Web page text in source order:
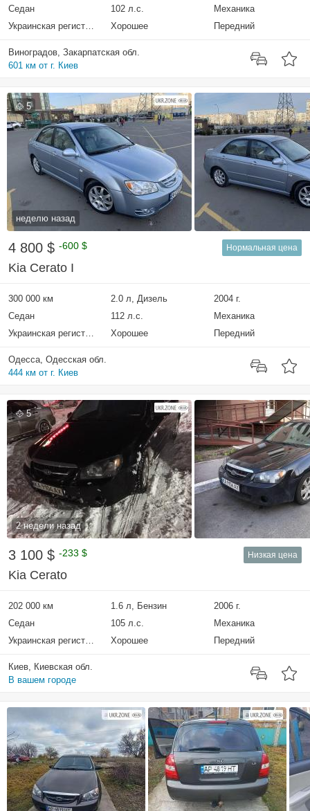
Седан
102 л.с.
Механика
Украинская регистрация
Хорошее Передний
Виноградов, Закарпатская обл.
601 км от г. Киев
5
неделю назад
4 800 $ -600 $ Нормальная цена
Kia Cerato I
300 000 км 2.0 л, Дизель
2004 г.
Седан
112 л.с.
Механика
Украинская регистрация
Хорошее Передний
Одесса, Одесская обл.
444 км от г. Киев
5
2 недели назад
3 100 $ -233 $ Низкая цена
Kia Cerato
202 000 км 1.6 л, Бензин
2006 г.
Седан
105 л.с.
Механика
Украинская регистрация
Хорошее Передний
Киев, Киевская обл.
В вашем городе